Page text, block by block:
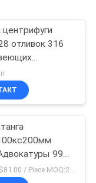
центрифуги
отливок 316
стали
и кольца
99%
чистоты$77.00 - $81.00 / Piece MOQ:2 места